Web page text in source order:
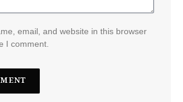
email, and website in this browser
I comment.